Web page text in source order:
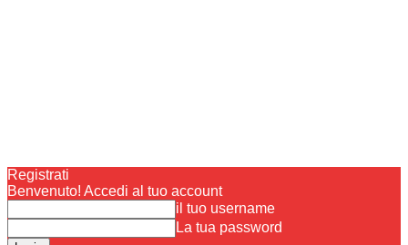
Registrati
Benvenuto! Accedi al tuo account
il tuo username
La tua password